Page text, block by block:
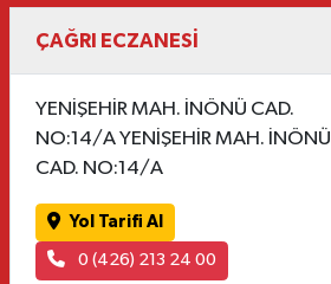
ÇAĞRI ECZANESİ
YENİŞEHİR MAH. İNÖNÜ CAD.
NO:14/A YENİŞEHİR MAH. İNÖNÜ
CAD. NO:14/A
Yol Tarifi Al
0 (426) 213 24 00